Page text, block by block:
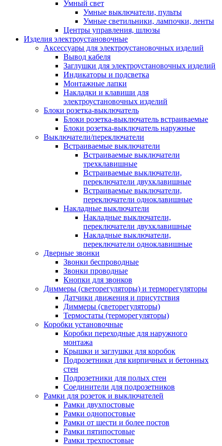
Умный свет
Умные выключатели, пульты
Умные светильники, лампочки, ленты
Центры управления, шлюзы
Изделия электроустановочные
Аксессуары для электроустановочных изделий
Вывод кабеля
Заглушки для электроустановочных изделий
Индикаторы и подсветка
Монтажные лапки
Накладки и клавиши для
электроустановочных изделий
Блоки розетка-выключатель
Блоки розетка-выключатель встраиваемые
Блоки розетка-выключатель наружные
Выключатели/переключатели
Встраиваемые выключатели
Встраиваемые выключатели
трехклавишные
Встраиваемые выключатели,
переключатели двухклавишные
Встраиваемые выключатели,
переключатели одноклавишные
Накладные выключатели
Накладные выключатели,
переключатели двухклавишные
Накладные выключатели,
переключатели одноклавишные
Дверные звонки
Звонки беспроводные
Звонки проводные
Кнопки для звонков
Диммеры (светорегуляторы) и терморегуляторы
Датчики движения и присутствия
Диммеры (светорегуляторы)
Термостаты (терморегуляторы)
Коробки установочные
Коробки переходные для наружного
монтажа
Крышки и заглушки для коробок
Подрозетники для кирпичных и бетонных
стен
Подрозетники для полых стен
Соединители для подрозетников
Рамки для розеток и выключателей
Рамки двухпостовые
Рамки однопостовые
Рамки от шести и более постов
Рамки пятипостовые
Рамки трехпостовые